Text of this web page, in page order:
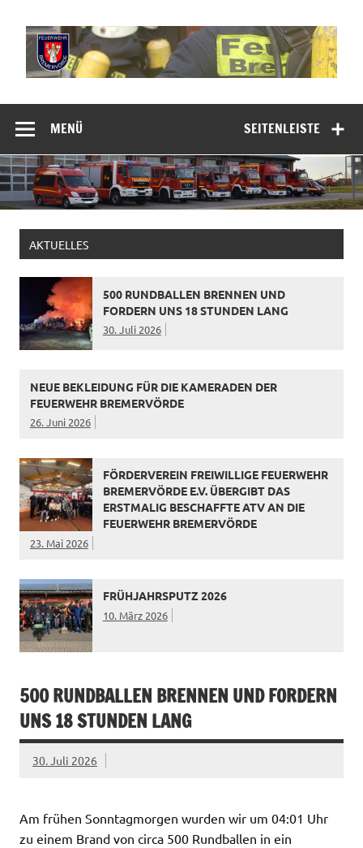
springen
Freiwillige
Feuerwehr
Bremervörde
SEITENLEISTE
MENÜ
AKTUELLES
500 RUNDBALLEN BRENNEN UND
FORDERN UNS 18 STUNDEN LANG
30. Juli 2026
NEUE BEKLEIDUNG FÜR DIE KAMERADEN DER
FEUERWEHR BREMERVÖRDE
26. Juni 2026
FÖRDERVEREIN FREIWILLIGE FEUERWEHR
BREMERVÖRDE E.V. ÜBERGIBT DAS
ERSTMALIG BESCHAFFTE ATV AN DIE
FEUERWEHR BREMERVÖRDE
23. Mai 2026
FRÜHJAHRSPUTZ 2026
10. März 2026
500 RUNDBALLEN BRENNEN UND FORDERN
UNS 18 STUNDEN LANG
30. Juli 2026
Am frühen Sonntagmorgen wurden wir um 04:01 Uhr
zu einem Brand von circa 500 Rundballen in ein